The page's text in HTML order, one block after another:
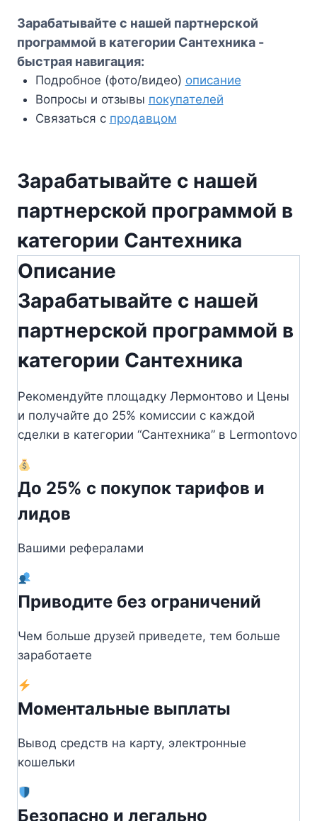
партнерской
программой
в
категории
Сантехника
Зарабатывайте с нашей партнерской
программой в категории Сантехника -
быстрая навигация:
Подробное (фото/видео) описание
Вопросы и отзывы покупателей
Связаться с продавцом
Зарабатывайте с нашей
партнерской программой в
категории Сантехника
Описание
Зарабатывайте с нашей
партнерской программой в
категории Сантехника
Рекомендуйте площадку Лермонтово и Цены
и получайте до 25% комиссии с каждой
сделки в категории “Сантехника” в Lermontovo
До 25% с покупок тарифов и
лидов
Вашими рефералами
Приводите без ограничений
Чем больше друзей приведете, тем больше
заработаете
Моментальные выплаты
Вывод средств на карту, электронные
кошельки
Безопасно и легально